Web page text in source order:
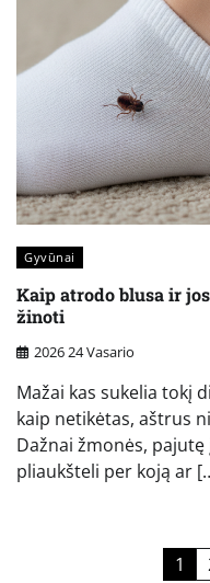
Gyvūnai
Kaip atrodo blusa ir
žinoti
2026 24 Vasario
Mažai kas sukelia tokį
kaip netikėtas, aštrus
Dažnai žmonės,
pliaukšteli per koją ar
1